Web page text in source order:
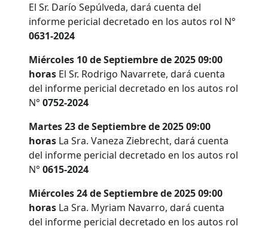
El Sr. Darío Sepúlveda, dará cuenta del
informe pericial decretado en los autos rol N°
0631-2024
Miércoles 10 de Septiembre de 2025 09:00
horas El Sr. Rodrigo Navarrete, dará cuenta
del informe pericial decretado en los autos rol
N° 0752-2024
Martes 23 de Septiembre de 2025 09:00
horas La Sra. Vaneza Ziebrecht, dará cuenta
del informe pericial decretado en los autos rol
N° 0615-2024
Miércoles 24 de Septiembre de 2025 09:00
horas La Sra. Myriam Navarro, dará cuenta
del informe pericial decretado en los autos rol